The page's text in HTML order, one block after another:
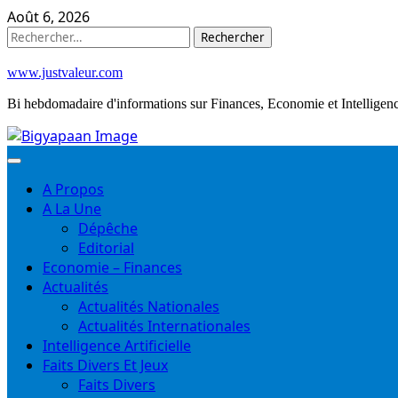
Skip
to
Août 6, 2026
Rechercher :
www.justvaleur.com
Bi hebdomadaire d'informations sur Finances, Economie et
A Propos
A La Une
Dépêche
Editorial
Economie – Finances
Actualités
Actualités Nationales
Actualités Internationales
Intelligence Artificielle
Faits Divers Et Jeux
Faits Divers